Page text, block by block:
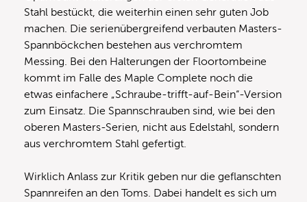
Stahl bestückt, die weiterhin einen sehr guten Job
machen. Die serienübergreifend verbauten Masters-
Spannböckchen bestehen aus verchromtem
Messing. Bei den Halterungen der Floortombeine
kommt im Falle des Maple Complete noch die
etwas einfachere „Schraube-trifft-auf-Bein“-Version
zum Einsatz. Die Spannschrauben sind, wie bei den
oberen Masters-Serien, nicht aus Edelstahl, sondern
aus verchromtem Stahl gefertigt.
Wirklich Anlass zur Kritik geben nur die geflanschten
Spannreifen an den Toms. Dabei handelt es sich um